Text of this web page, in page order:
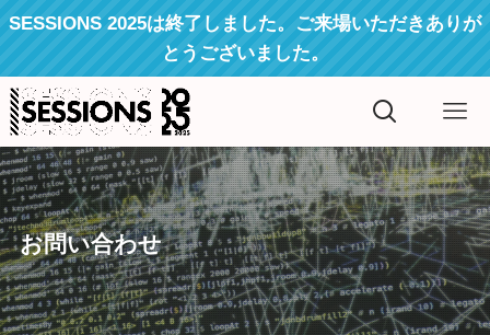
SESSIONS 2025は終了しました。ご来場いただきありが
とうございました。
お問い合わせ